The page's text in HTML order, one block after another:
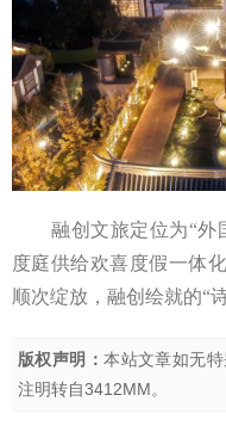
融创文旅定位为“外
度庭供给欢喜度假一体
顺次绽放，融创绘就的“
版权声明：本站文章如无
注明转自3412MM。